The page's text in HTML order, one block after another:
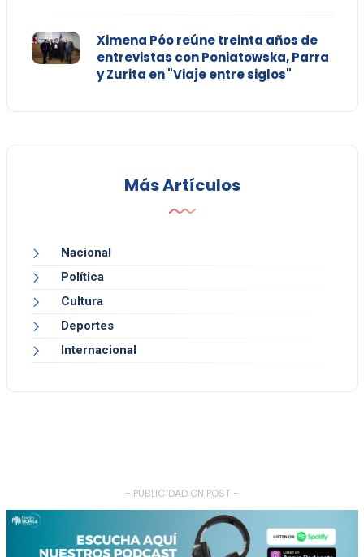
Ximena Póo reúne treinta años de
entrevistas con Poniatowska, Parra
y Zurita en "Viaje entre siglos"
Más Artículos
Nacional
Política
Cultura
Deportes
Internacional
- PUBLICIDAD ON POST -